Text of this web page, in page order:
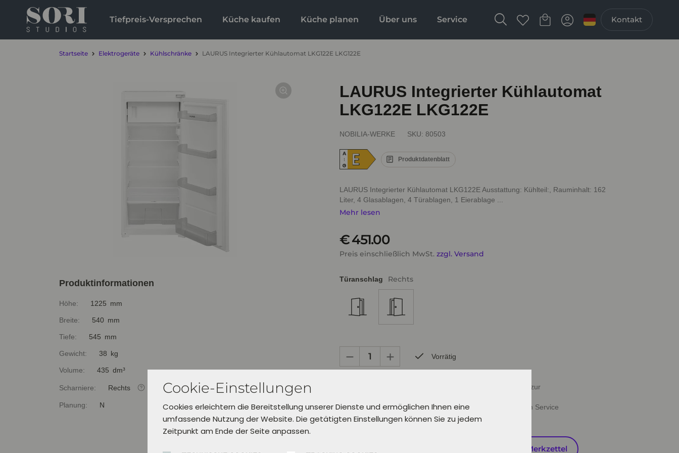
Cookie-Einstellungen
Cookies erleichtern die Bereitstellung unserer Dienste und ermöglichen Ihnen eine
umfassende Nutzung der Website. Die getätigten Einstellungen können Sie zu jedem
Zeitpunkt am Ende der Seite anpassen.
Tiefpreis-Versprechen Küche kaufen Küche planen Über uns Service Kontakt
Startseite Elektrogeräte Kühlschränke LAURUS Integrierter Kühlautomat LKG122E LKG122E
Produktinformationen
Höhe: 1225 mm
Breite: 540 mm
Tiefe: 545 mm
Gewicht: 38 kg
Volume: 435 dm³
Scharniere: Rechts
Planung: N
LAURUS Integrierter Kühlautomat
LKG122E LKG122E
NOBILIA-WERKE SKU: 80503
A
↑
G
E Produktdatenblatt
LAURUS Integrierter Kühlautomat LKG122E Ausstattung: Kühlteil:, Rauminhalt: 162
Liter, 4 Glasablagen, 4 Türablagen, 1 Eierablage ...
Mehr lesen
€ 451.00
Preis einschließlich MwSt. zzgl. Versand
Türanschlag Rechts
Vorrätig
Bereits zur Abholung in Verl innerhalb von 24 Stunden oder zur
Wähle dafür unter "Einkauf abschließen" deine gewünschten Service
aus.
Auf den Merkzettel